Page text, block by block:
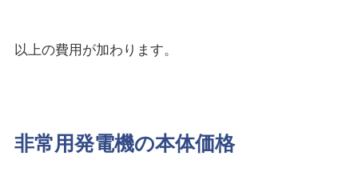
以上の費用が加わります。
非常用発電機の本体価格